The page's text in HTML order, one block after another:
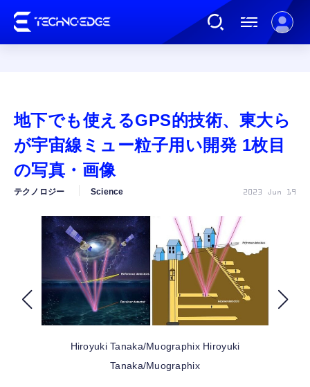
AI
ゲーム
カルチャー
公式ストア
FOLLOW US
地下でも使えるGPS的技術、東大ら
が宇宙線ミュー粒子用い開発 1枚目
の写真・画像
テクノロジー Science 2023 Jun 19
Hiroyuki Tanaka/Muographix Hiroyuki
Tanaka/Muographix